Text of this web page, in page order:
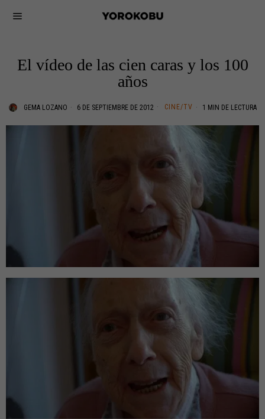
El vídeo de las cien caras y los 100
años
GEMA LOZANO 6 DE SEPTIEMBRE DE 2012 CINE/TV 1 MIN DE LECTURA